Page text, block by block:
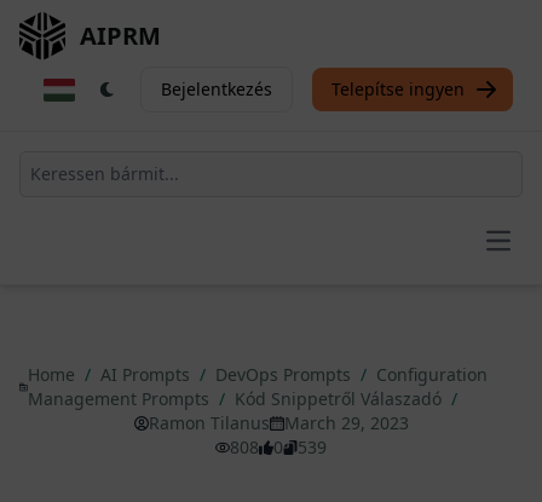
AIPRM
Bejelentkezés Telepítse ingyen
Home / AI Prompts / DevOps Prompts / Configuration
Management Prompts / Kód Snippetről Válaszadó /
Ramon Tilanus
March 29, 2023
808
0 539